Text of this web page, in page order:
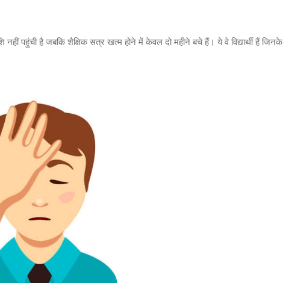
नहीं पहुंची है जबकि शैक्षिक सत्र खत्म होने में केवल दो महीने बचे हैं। ये वे विद्यार्थी हैं जिनके